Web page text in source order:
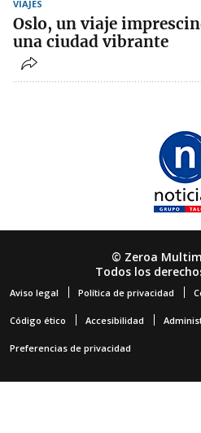
VIAJES
Oslo, un viaje
una ciudad vibrante
© Zeroa
Todos los
Aviso legal Política de privacidad
Código ético Accesibilidad
Preferencias de privacidad